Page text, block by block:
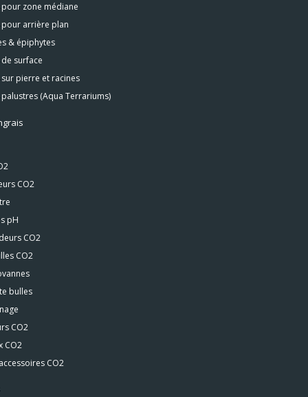
pour zone médiane
pour arrière plan
& épiphytes
surface
sur pierre et racines
palustres (Aqua Terrariums)
CO2
pH
CO2
CO2
bulles
CO2
CO2
CO2